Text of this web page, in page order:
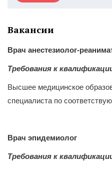
Вакансии
Врач анестезиолог-
Требования к
Высшее медицинское
специалиста по
Врач эпидемиолог
Требования к